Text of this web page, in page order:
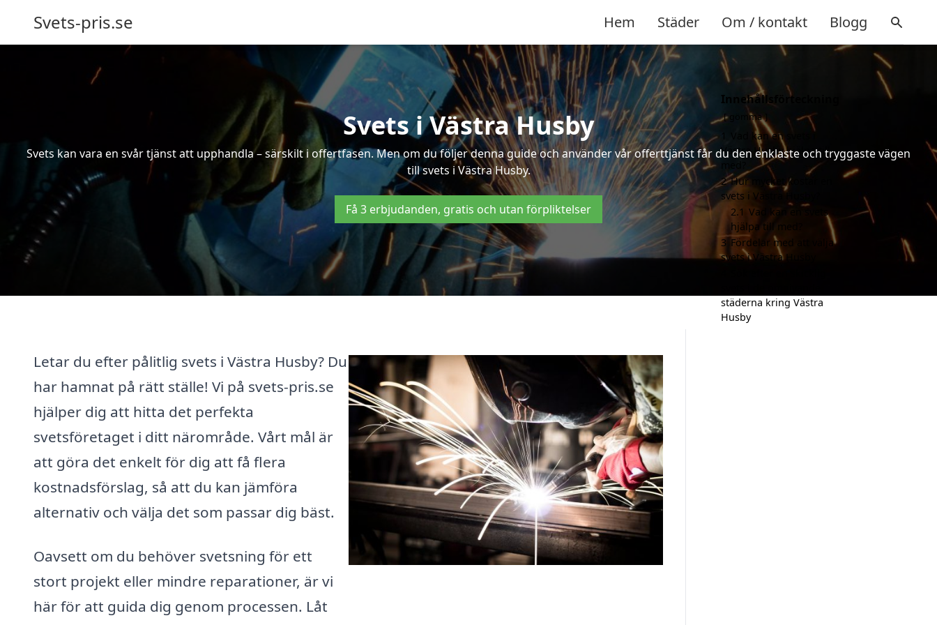
Svets-pris.se Hem Städer Om / kontakt Blogg
Svets i Västra Husby
Svets kan vara en svår tjänst att upphandla – särskilt i offertfasen. Men om du följer denna guide och använder vår offerttjänst får du den enklaste och tryggaste vägen
till svets i Västra Husby.
Få 3 erbjudanden, gratis och utan förpliktelser
Letar du efter pålitlig svets i Västra Husby? Du
har hamnat på rätt ställe! Vi på svets-pris.se
hjälper dig att hitta det perfekta
svetsföretaget i ditt närområde. Vårt mål är
att göra det enkelt för dig att få flera
kostnadsförslag, så att du kan jämföra
alternativ och välja det som passar dig bäst.
Oavsett om du behöver svetsning för ett
stort projekt eller mindre reparationer, är vi
här för att guida dig genom processen. Låt
Innehållsförteckning
gömma
Vad kan en svets i
Västra Husby hjälpa till
2 Hur mycket kostar en
svets i Västra Husby?
2.1 Vad kan en svets
hjälpa till med?
3 Fördelar med att välja
svets i Västra Husby
städerna kring Västra
Husby